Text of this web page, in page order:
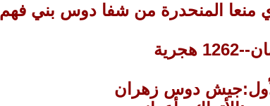
منعا المنحدرة من شفا دوس بني فهم
هجرية
دوس زهران